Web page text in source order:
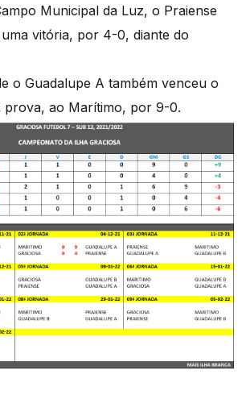
Municipal da Luz, o Praiense
vitória, por 4-0, diante do
o Guadalupe A também venceu o
prova, ao Marítimo, por 9-0.